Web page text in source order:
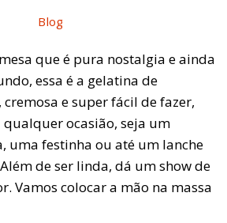
Blog
que é pura nostalgia e ainda
essa é a gelatina de
e super fácil de fazer,
ocasião, seja um
uma festinha ou até um lanche
de ser linda, dá um show de
Vamos colocar a mão na massa